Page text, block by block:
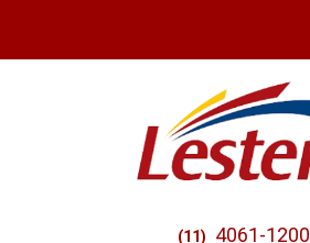
(11) 4061-1200